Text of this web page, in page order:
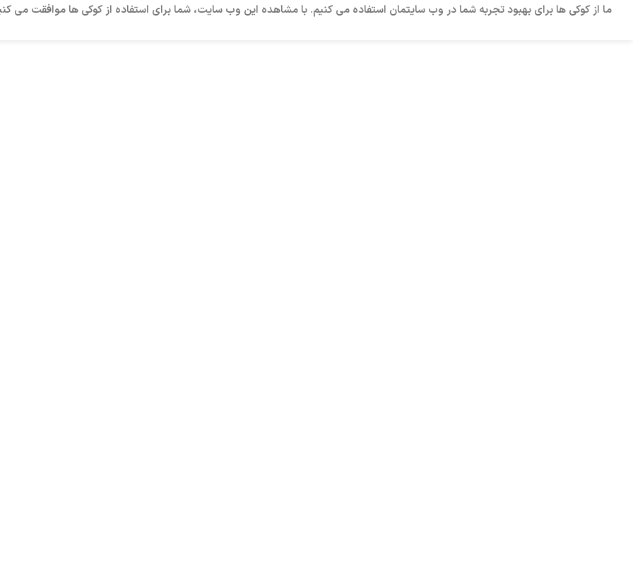
ما از کوکی ها برای بهبود تجربه شما در وب سایتمان استفاده می کنیم. با مشاهده این وب سایت، شما برای استفاده از کوکی ها موافقت می